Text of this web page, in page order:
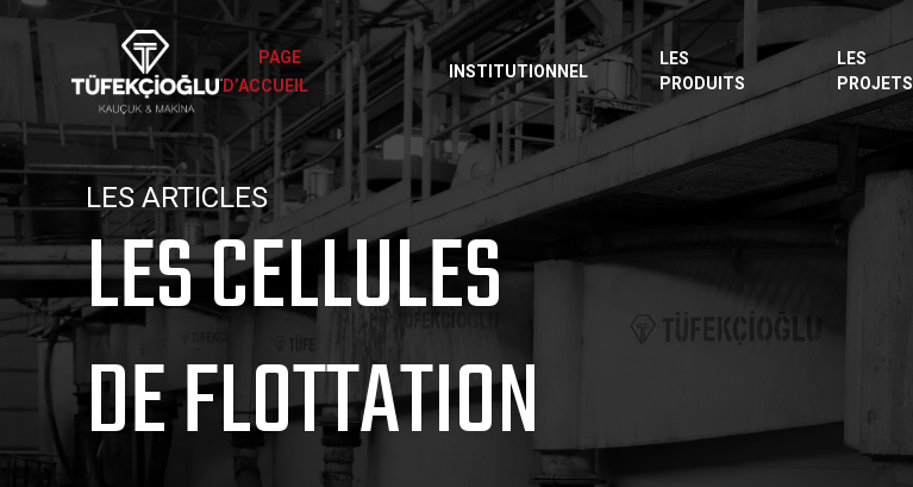
PAGE
D’ACCUEIL
INSTITUTIONNEL
LES
PRODUITS
LES
PROJETS
LES ARTICLES
LES CELLULES
DE FLOTTATION